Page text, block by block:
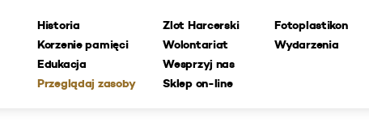
Historia
Korzenie pamięci
Edukacja
Przeglądaj zasoby
Zlot Harcerski
Wolontariat
Wesprzyj nas
Sklep on-line
Fotoplastikon
Wydarzenia